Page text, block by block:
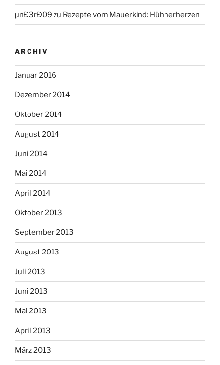
µnÐ3rÐ09 zu Rezepte vom Mauerkind: Hühnerherzen
ARCHIV
Januar 2016
Dezember 2014
Oktober 2014
August 2014
Juni 2014
Mai 2014
April 2014
Oktober 2013
September 2013
August 2013
Juli 2013
Juni 2013
Mai 2013
April 2013
März 2013